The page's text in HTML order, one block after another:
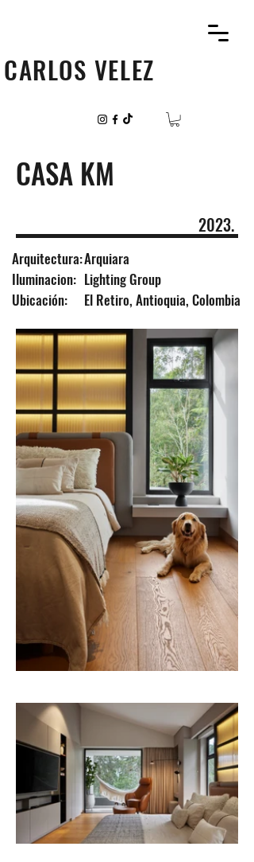
CARLOS VELEZ
CASA KM
2023.
Arquitectura:
Iluminacion:
Ubicación:
Arquiara
Lighting Group
El Retiro, Antioquia, Colombia